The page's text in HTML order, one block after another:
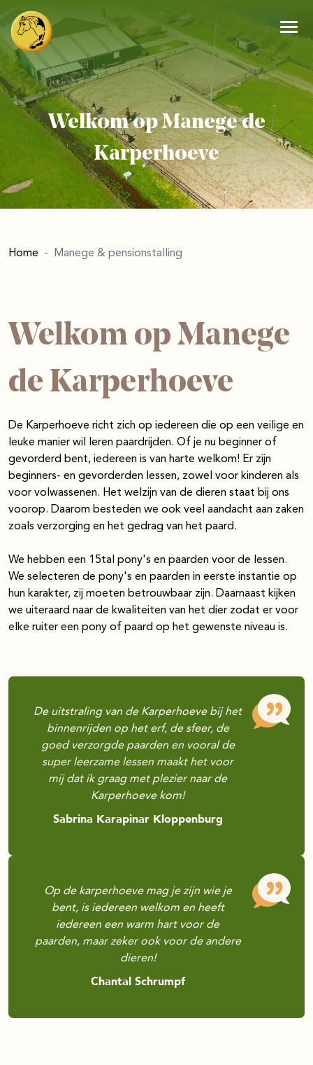
Welkom op Manege de
Karperhoeve
Home Manege & pensionstalling
Welkom op Manege
de Karperhoeve
De Karperhoeve richt zich op iedereen die op een veilige en
leuke manier wil leren paardrijden. Of je nu beginner of
gevorderd bent, iedereen is van harte welkom! Er zijn
beginners- en gevorderden lessen, zowel voor kinderen als
voor volwassenen. Het welzijn van de dieren staat bij ons
voorop. Daarom besteden we ook veel aandacht aan zaken
zoals verzorging en het gedrag van het paard.
We hebben een 15tal pony's en paarden voor de lessen.
We selecteren de pony's en paarden in eerste instantie op
hun karakter, zij moeten betrouwbaar zijn. Daarnaast kijken
we uiteraard naar de kwaliteiten van het dier zodat er voor
elke ruiter een pony of paard op het gewenste niveau is.
De uitstraling van de Karperhoeve bij het
binnenrijden op het erf, de sfeer, de
goed verzorgde paarden en vooral de
super leerzame lessen maakt het voor
mij dat ik graag met plezier naar de
Karperhoeve kom!
Sabrina Karapinar Kloppenburg
Op de karperhoeve mag je zijn wie je
bent, is iedereen welkom en heeft
iedereen een warm hart voor de
paarden, maar zeker ook voor de andere
dieren!
Chantal Schrumpf